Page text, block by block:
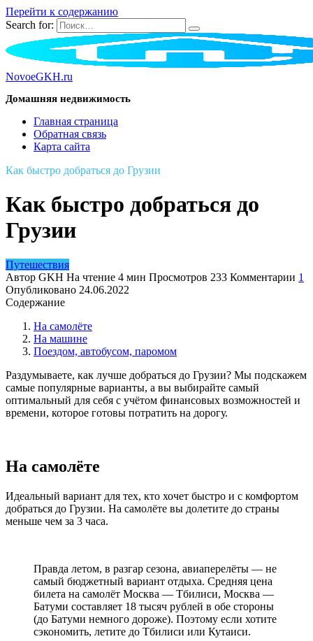
Перейти к содержанию
Search for:
NovoeGKH.ru
Домашняя недвижимость
Главная страница
Обратная связь
Карта сайта
Как быстро добраться до Грузии
Как быстро добраться до
Грузии
Путешествия
Автор GKH На чтение 4 мин Просмотров 233 Комментарии 1
Опубликовано 24.06.2022
Содержание
На самолёте
На машине
Поездом, автобусом, паромом
Раздумываете, как лучше добраться до Грузии? Мы подскажем
самые популярные варианты, а вы выбирайте самый
оптимальный для себя с учётом финансовых возможностей и
времени, которое готовы потратить на дорогу.
На самолёте
Идеальный вариант для тех, кто хочет быстро и с комфортом
добраться до Грузии. На самолёте вы долетите до страны
меньше чем за 3 часа.
Правда летом, в разгар сезона, авиаперелёты — не
самый бюджетный вариант отдыха. Средняя цена
билета на самолёт Москва — Тбилиси, Москва —
Батуми составляет 18 тысяч рублей в обе стороны
(до Батуми немного дороже). Поэтому если хотите
сэкономить, летите до Тбилиси или Кутаиси.